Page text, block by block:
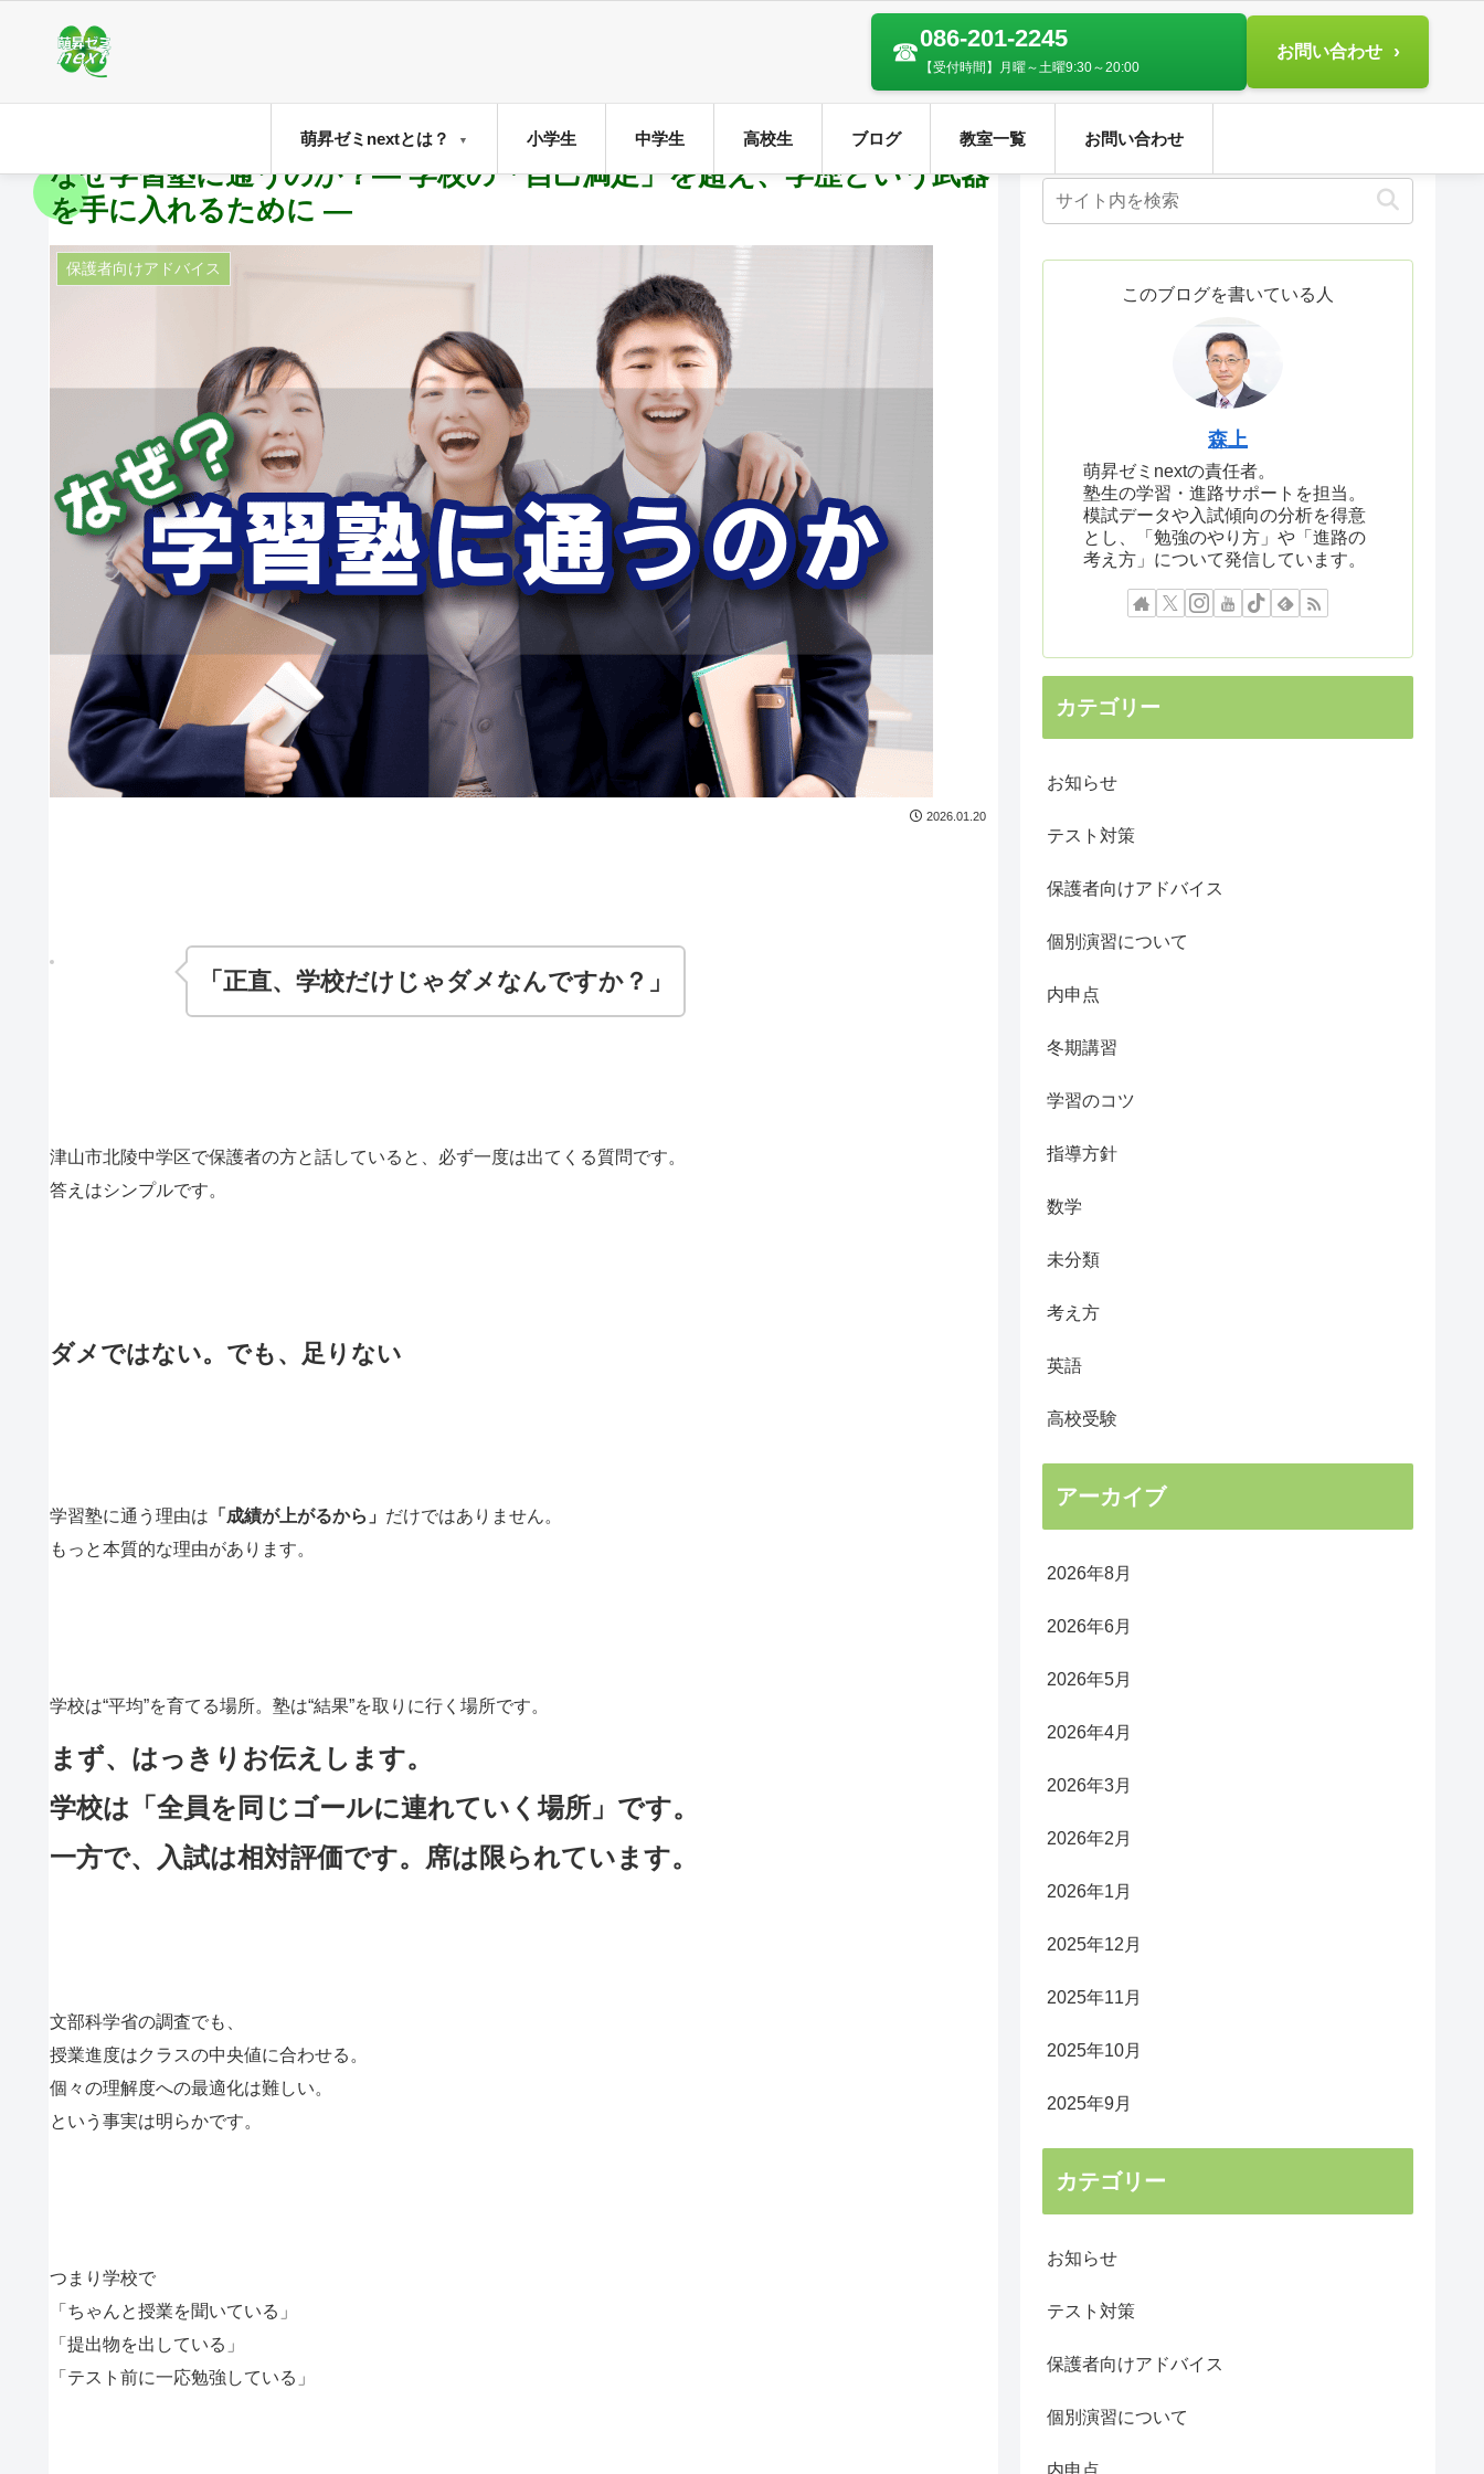
☎086-201-2245
【受付時間】月曜～土曜9:30～20:00
お問い合わせ
萌昇ゼミnextとは？ 小学生 中学生 高校生 ブログ 教室一覧 お問い合わせ
なぜ学習塾に通うのか？― 学校の「自己満足」を超え、学歴という武器
を手に入れるために ―
保護者向けアドバイス
2026.01.20
「正直、学校だけじゃダメなんですか？」
津山市北陵中学区で保護者の方と話していると、必ず一度は出てくる質問です。
答えはシンプルです。
ダメではない。でも、足りない
学習塾に通う理由は 「成績が上がるから」 だけではありません。
もっと本質的な理由があります。
学校は“平均”を育てる場所。塾は“結果”を取りに行く場所です。
まず、はっきりお伝えします。
学校は「全員を同じゴールに連れていく場所」です。
一方で、入試は相対評価です。席は限られています。
文部科学省の調査でも、
授業進度はクラスの中央値に合わせる。
個々の理解度への最適化は難しい。
という事実は明らかです。
つまり学校で
「ちゃんと授業を聞いている」
「提出物を出している」
「テスト前に一応勉強している」
このブログを書いている人
森上
萌昇ゼミnextの責任者。
塾生の学習・進路サポートを担当。
模試データや入試傾向の分析を得意
とし、「勉強のやり方」や「進路の
考え方」について発信しています。
カテゴリー
お知らせ
テスト対策
保護者向けアドバイス
個別演習について
内申点
冬期講習
学習のコツ
指導方針
数学
未分類
考え方
英語
高校受験
アーカイブ
2026年8月
2026年6月
2026年5月
2026年4月
2026年3月
2026年2月
2026年1月
2025年12月
2025年11月
2025年10月
2025年9月
カテゴリー
お知らせ
テスト対策
保護者向けアドバイス
個別演習について
内申点